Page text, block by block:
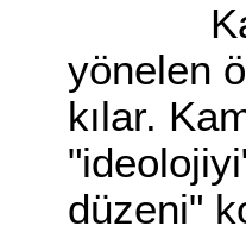
Kamu
yönelen
kılar.
düzeni"